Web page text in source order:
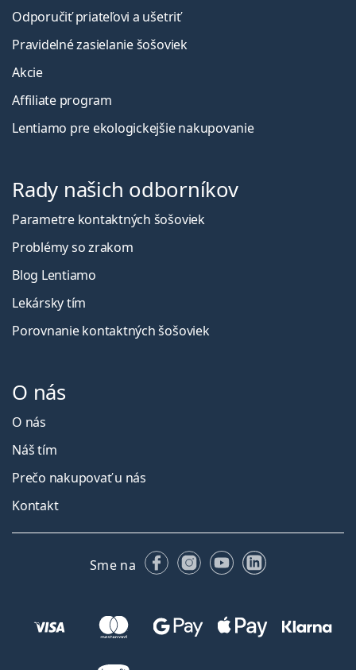
Odporučiť priateľovi a ušetriť
Pravidelné zasielanie šošoviek
Akcie
Affiliate program
Lentiamo pre ekologickejšie nakupovanie
Rady našich odborníkov
Parametre kontaktných šošoviek
Problémy so zrakom
Blog Lentiamo
Lekársky tím
Porovnanie kontaktných šošoviek
O nás
O nás
Náš tím
Prečo nakupovať u nás
Kontakt
Sme na FacebookuInstagrame
YouTubeLinkedIn